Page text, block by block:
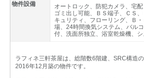
物件設備
オートロック、防犯カメラ、宅
ゴミ出し可能、ＢＳ端子、ＣＳ
キュリティ、フローリング、Ｂ
場、24時間換気システム、バル
付、洗面所独立、浴室乾燥機、
ラフィネ三軒茶屋は、総階数6階建、SRC構造の
2016年12月築の物件です。